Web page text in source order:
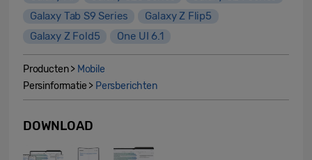
Galaxy Tab S9 Series
Galaxy Z Flip5
Galaxy Z Fold5
One UI 6.1
Producten > Mobile
Persinformatie > Persberichten
DOWNLOAD